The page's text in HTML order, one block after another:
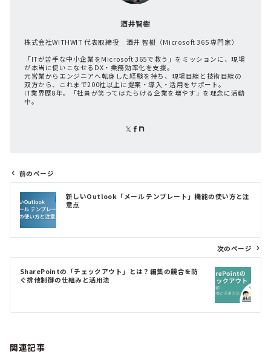
酒井智樹
株式会社WITHWIT 代表取締役 酒井 智樹（Microsoft 365 専門家）
「ITが苦手な中小企業をMicrosoft 365で救う」をミッションに、現場
が本当に使いこなせるDX・業務効率化を支援。
元営業からエンジニアへ転身した経験を持ち、現場目線と技術目線の
双方から、これまで200社以上に提案・導入・活用をサポート。
IT業界歴8年。「社員が笑ってはたらける企業を増やす」を理念に活動
中。
ゲ
ー
前のページ
新しいOutlook「メール テンプレート」機能の使い方と注
意点
次のページ
SharePointの「チェックアウト」とは？編集の競合を防
ぐ排他制御の仕組みと活用法
関連記事